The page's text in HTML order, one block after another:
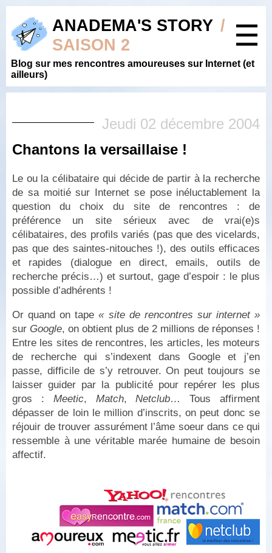
ANADEMA'S STORY /
SAISON 2
☰
Blog sur mes rencontres amoureuses sur Internet (et
ailleurs)
Jeudi 02 décembre 2004
Chantons la versaillaise !
Le ou la célibataire qui décide de partir à la recherche
de sa moitié sur Internet se pose inéluctablement la
question du choix du site de rencontres : de
préférence un site sérieux avec de vrai(e)s
célibataires, des profils variés (pas que des vicelards,
pas que des saintes-nitouches !), des outils efficaces
et rapides (dialogue en direct, emails, outils de
recherche précis…) et surtout, gage d’espoir : le plus
possible d’adhérents !
Or quand on tape« site de rencontres sur internet »
sur Google, on obtient plus de 2 millions de réponses !
Entre les sites de rencontres, les articles, les moteurs
de recherche qui s’indexent dans Google et j’en
passe, difficile de s’y retrouver. On peut toujours se
laisser guider par la publicité pour repérer les plus
gros : Meetic, Match,Netclub… Tous affirment
dépasser de loin le million d’inscrits, on peut donc se
réjouir de trouver assurément l’âme soeur dans ce qui
ressemble à une véritable marée humaine de besoin
affectif.